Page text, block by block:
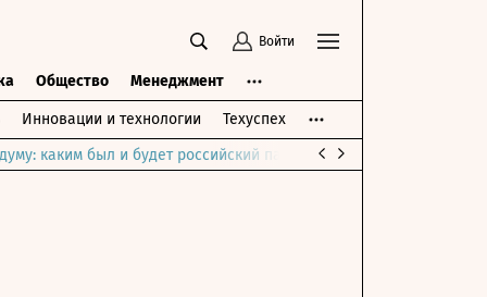
Войти
Общество Менеджмент
Инновации и технологии Техуспех
каким был и будет российский парламент